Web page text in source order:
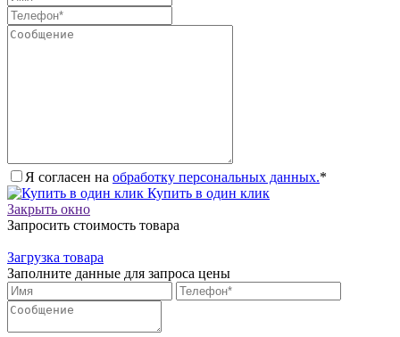
Я согласен на обработку персональных данных.*
Купить в один клик
Закрыть окно
Запросить стоимость товара
Загрузка товара
Заполните данные для запроса цены